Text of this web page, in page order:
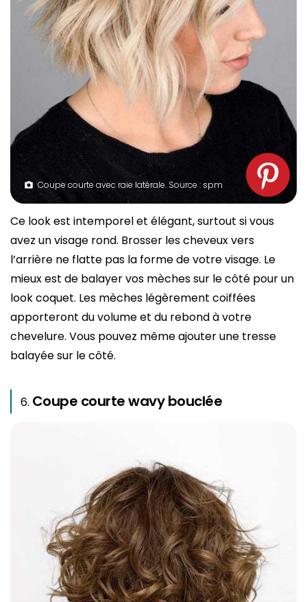
Coupe courte avec raie latérale. Source : spm
Ce look est intemporel et élégant, surtout si vous
avez un visage rond. Brosser les cheveux vers
l’arrière ne flatte pas la forme de votre visage. Le
mieux est de balayer vos mèches sur le côté pour un
look coquet. Les mèches légèrement coiffées
apporteront du volume et du rebond à votre
chevelure. Vous pouvez même ajouter une tresse
balayée sur le côté.
Coupe courte wavy bouclée